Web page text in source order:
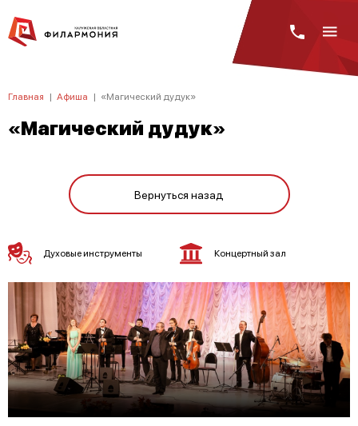
Главная | Афиша | «Магический дудук»
«Магический дудук»
Вернуться назад
Духовые инструменты Концертный зал